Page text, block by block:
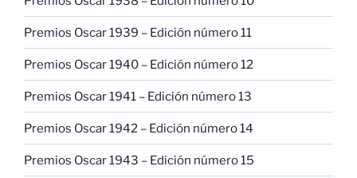
Premios Oscar 1939 – Edición número 11
Premios Oscar 1940 – Edición número 12
Premios Oscar 1941 – Edición número 13
Premios Oscar 1942 – Edición número 14
Premios Oscar 1943 – Edición número 15